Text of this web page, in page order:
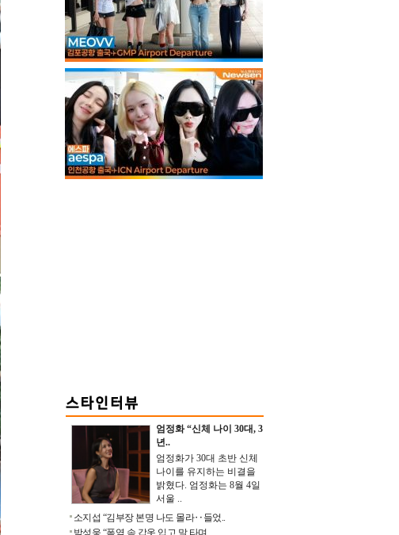
엄정화 “신체 나이 30대, 3
년..
엄정화가 30대 초반 신체
나이를 유지하는 비결을
밝혔다. 엄정화는 8월 4일
서울 ..
소지섭 “김부장 본명 나도 몰라‥들었..
박성웅 “폭염 속 갑옷 입고 말 타며 ..